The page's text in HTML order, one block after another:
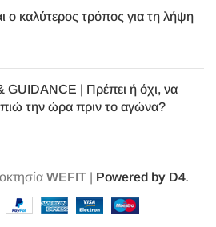
ο καλύτερος τρόπος για τη λήψη
GUIDANCE | Πρέπει ή όχι, να
την ώρα πριν το αγώνα?
WEFIT| Powered by D4.